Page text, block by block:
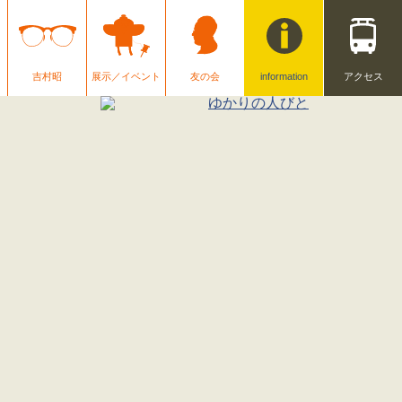
吉村昭 展示／イベント 友の会 information アクセス